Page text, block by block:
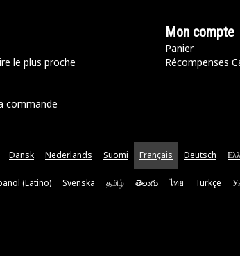
le plus proche
commande
Mon compte
Panier
Récompenses
Dansk Nederlands Suomi Français Deutsch
(Latino) Svenska தமிழ் తెలుగు ไทย Türkçe